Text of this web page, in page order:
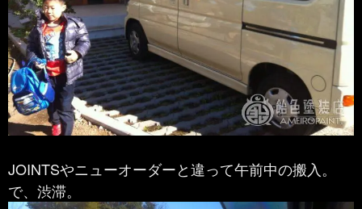
JOINTSやニューオーダーと違って午前中の搬入。
で、渋滞。